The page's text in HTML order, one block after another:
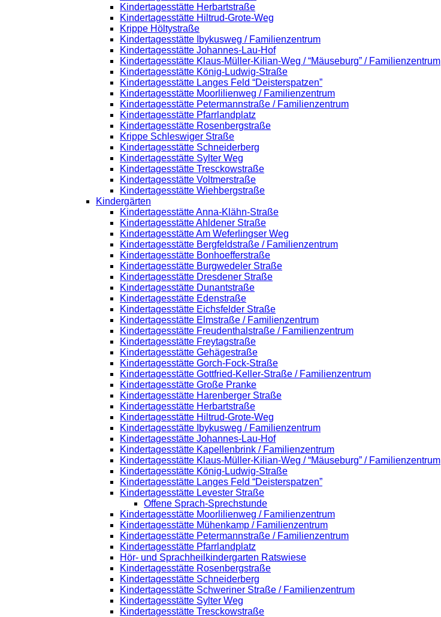
Kindertagesstätte Herbartstraße
Kindertagesstätte Hiltrud-Grote-Weg
Krippe Höltystraße
Kindertagesstätte Ibykusweg / Familienzentrum
Kindertagesstätte Johannes-Lau-Hof
Kindertagesstätte Klaus-Müller-Kilian-Weg / “Mäuseburg” / Familienzentrum
Kindertagesstätte König-Ludwig-Straße
Kindertagesstätte Langes Feld “Deisterspatzen”
Kindertagesstätte Moorlilienweg / Familienzentrum
Kindertagesstätte Petermannstraße / Familienzentrum
Kindertagesstätte Pfarrlandplatz
Kindertagesstätte Rosenbergstraße
Krippe Schleswiger Straße
Kindertagesstätte Schneiderberg
Kindertagesstätte Sylter Weg
Kindertagesstätte Tresckowstraße
Kindertagesstätte Voltmerstraße
Kindertagesstätte Wiehbergstraße
Kindergärten
Kindertagesstätte Anna-Klähn-Straße
Kindertagesstätte Ahldener Straße
Kindertagesstätte Am Weferlingser Weg
Kindertagesstätte Bergfeldstraße / Familienzentrum
Kindertagesstätte Bonhoefferstraße
Kindertagesstätte Burgwedeler Straße
Kindertagesstätte Dresdener Straße
Kindertagesstätte Dunantstraße
Kindertagesstätte Edenstraße
Kindertagesstätte Eichsfelder Straße
Kindertagesstätte Elmstraße / Familienzentrum
Kindertagesstätte Freudenthalstraße / Familienzentrum
Kindertagesstätte Freytagstraße
Kindertagesstätte Gehägestraße
Kindertagesstätte Gorch-Fock-Straße
Kindertagesstätte Gottfried-Keller-Straße / Familienzentrum
Kindertagesstätte Große Pranke
Kindertagesstätte Harenberger Straße
Kindertagesstätte Herbartstraße
Kindertagesstätte Hiltrud-Grote-Weg
Kindertagesstätte Ibykusweg / Familienzentrum
Kindertagesstätte Johannes-Lau-Hof
Kindertagesstätte Kapellenbrink / Familienzentrum
Kindertagesstätte Klaus-Müller-Kilian-Weg / “Mäuseburg” / Familienzentrum
Kindertagesstätte König-Ludwig-Straße
Kindertagesstätte Langes Feld “Deisterspatzen”
Kindertagesstätte Levester Straße
Offene Sprach-Sprechstunde
Kindertagesstätte Moorlilienweg / Familienzentrum
Kindertagesstätte Mühenkamp / Familienzentrum
Kindertagesstätte Petermannstraße / Familienzentrum
Kindertagesstätte Pfarrlandplatz
Hör- und Sprachheilkindergarten Ratswiese
Kindertagesstätte Rosenbergstraße
Kindertagesstätte Schneiderberg
Kindertagesstätte Schweriner Straße / Familienzentrum
Kindertagesstätte Sylter Weg
Kindertagesstätte Tresckowstraße